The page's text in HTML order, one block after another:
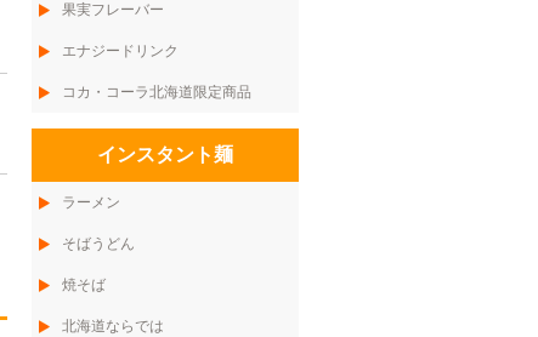
果実フレーバー
エナジードリンク
コカ・コーラ北海道限定商品
インスタント麺
ラーメン
そばうどん
焼そば
北海道ならでは